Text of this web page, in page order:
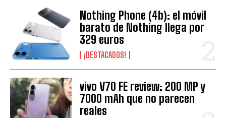
Nothing Phone (4b): el móvil
barato de Nothing llega por
329 euros
¡DESTACADOS!
vivo V70 FE review: 200 MP y
7000 mAh que no parecen
reales